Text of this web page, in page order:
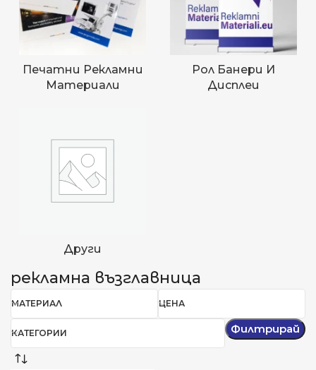
Печатни Рекламни
Материали
Рол Банери И
Дисплеи
Други
рекламна възглавница
МАТЕРИАЛ ЦЕНА
КАТЕГОРИИ Филтрирай